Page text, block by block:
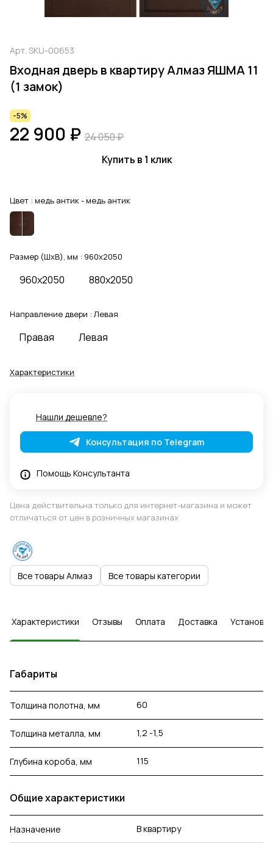
Арт. SKU-00653
Входная дверь в квартиру Алмаз ЯШМА 11
(1 замок)
-5%
22 900 ₽ 24 050 ₽
Купить в 1 клик
Цвет : медь антик - медь антик
Размер (ШхВ), мм : 960x2050
960x2050 880x2050
Направление двери : Левая
Правая Левая
Характеристики
Нашли дешевле?
Консультация по Telegram
Помощь Консультанта
Цена действительна только для интернет-магазина и может
отличаться от цен в розничных магазинах
Все товары Алмаз Все товары категории
Характеристики Отзывы Оплата Доставка Установка
Габариты
Толщина полотна, мм 60
Толщина металла, мм 1,2 -1,5
Глубина короба, мм 115
Общие характеристики
Назначение В квартиру